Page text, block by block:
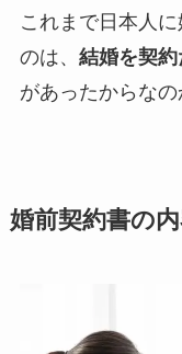
これまで日本人
のは、 結婚を契
があったからなの
婚前契約書の